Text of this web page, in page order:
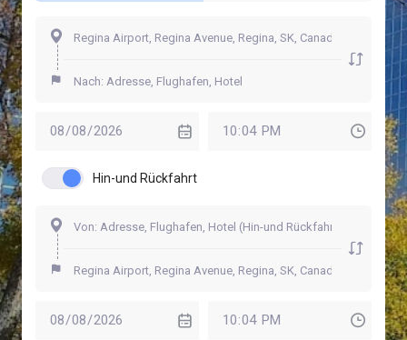
Hin-und Rückfahrt